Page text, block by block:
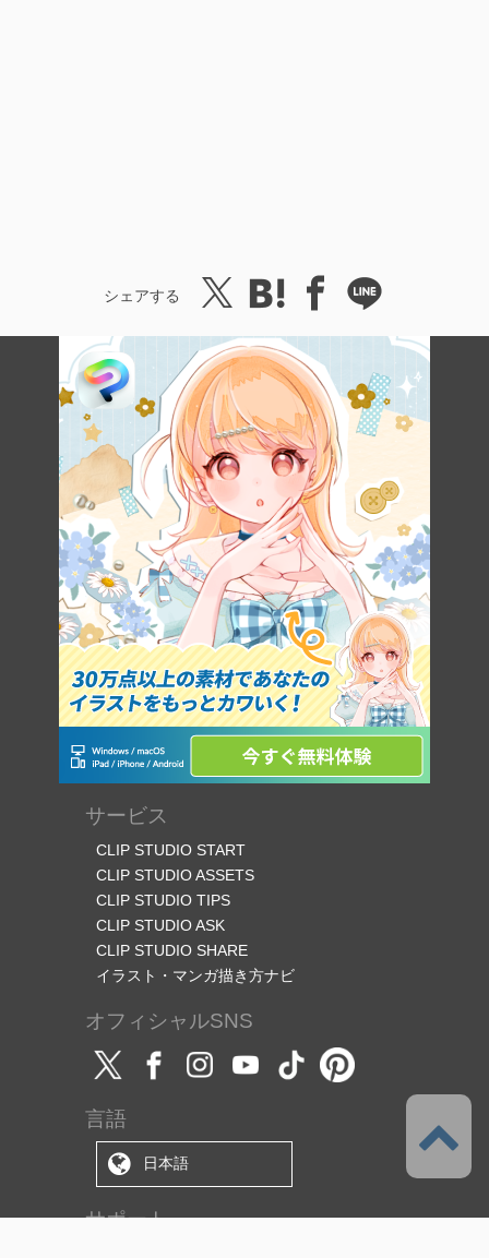
シェアする
サービス
CLIP STUDIO START
CLIP STUDIO ASSETS
CLIP STUDIO TIPS
CLIP STUDIO ASK
CLIP STUDIO SHARE
イラスト・マンガ描き方ナビ
オフィシャルSNS
言語
日本語
サポート